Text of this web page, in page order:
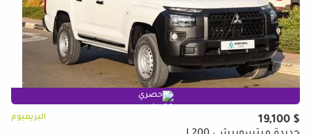
حصري
$ 19,100 البريميوم